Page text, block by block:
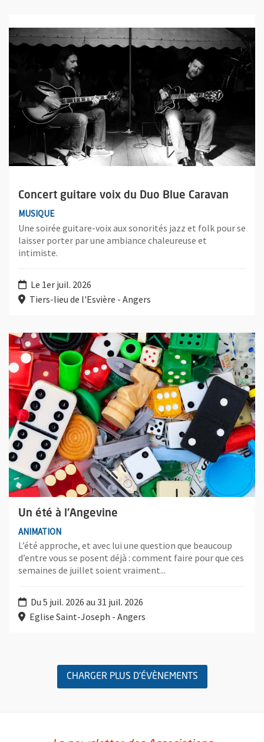
Concert guitare voix du Duo Blue Caravan
MUSIQUE
Une soirée guitare-voix aux sonorités jazz et folk pour se
laisser porter par une ambiance chaleureuse et
intimiste.
Le 1er juil. 2026
Tiers-lieu de l'Esvière - Angers
Un été à l'Angevine
ANIMATION
L’été approche, et avec lui une question que beaucoup
d’entre vous se posent déjà : comment faire pour que ces
semaines de juillet soient vraiment...
Du 5 juil. 2026 au 31 juil. 2026
Eglise Saint-Joseph - Angers
Plus d'information sur l'évènement : Un été à l'Angevine
CHARGER PLUS D'ÉVÈNEMENTS